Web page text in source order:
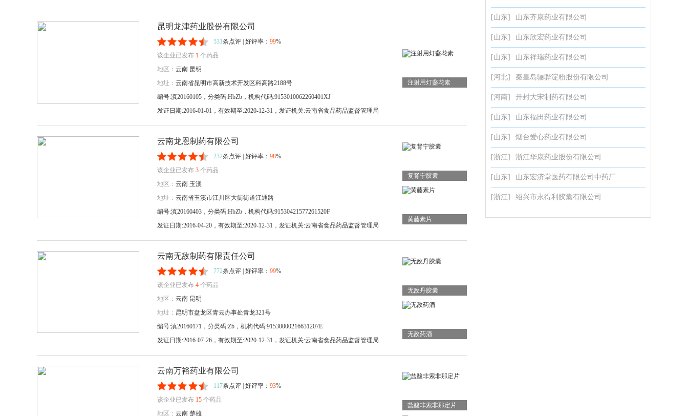
昆明龙津药业股份有限公司
531条点评 | 好评率：99%
该企业已发布 1 个药品
地区：云南 昆明
地址：云南省昆明市高新技术开发区科高路2188号
编号:滇20160105，分类码:HbZb，机构代码:9153010062260401XJ
发证日期:2016-01-01，有效期至:2020-12-31，发证机关:云南省食品药品监督管理局
注射用灯盏花素
云南龙恩制药有限公司
232条点评 | 好评率：98%
该企业已发布3 个药品
地区：云南 玉溪
地址：云南省玉溪市江川区大街街道江通路
编号:滇20160403，分类码:HbZb，机构代码:91530421577261520F
发证日期:2016-04-20，有效期至:2020-12-31，发证机关:云南省食品药品监督管理局
复肾宁胶囊
黄藤素片
云南无敌制药有限责任公司
772条点评 | 好评率：99%
该企业已发布4 个药品
地区：云南 昆明
地址： 昆明市盘龙区青云办事处青龙321号
编号:滇20160171，分类码:Zb，机构代码:91530000216631207E
发证日期:2016-07-26，有效期至:2020-12-31，发证机关:云南省食品药品监督管理局
无敌丹胶囊
无敌药酒
云南万裕药业有限公司
117条点评 | 好评率：93%
该企业已发布 15 个药品
地区：云南 楚雄
盐酸非索非那定片
[山东] 山东齐康药业有限公司
[山东] 山东欣宏药业有限公司
[山东] 山东祥瑞药业有限公司
[河北] 秦皇岛骊骅淀粉股份有限公司
[河南] 开封大宋制药有限公司
[山东] 山东福田药业有限公司
[山东] 烟台爱心药业有限公司
[浙江] 浙江华康药业股份有限公司
[山东] 山东宏济堂医药有限公司中药厂
[浙江] 绍兴市永得利胶囊有限公司